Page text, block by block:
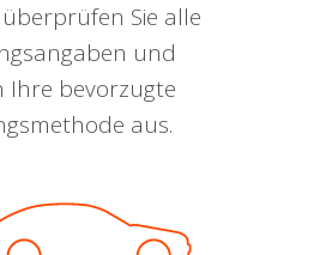
Sie alle
und
Ihre bevorzugte
aus.